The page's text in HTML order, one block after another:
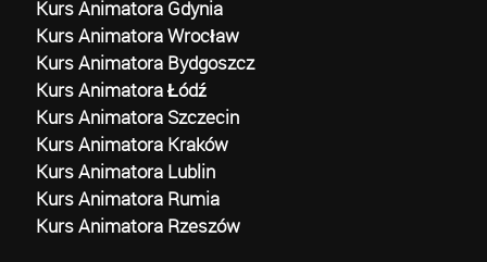
Kurs Animatora Gdynia
Kurs Animatora Wrocław
Kurs Animatora Bydgoszcz
Kurs Animatora Łódź
Kurs Animatora Szczecin
Kurs Animatora Kraków
Kurs Animatora Lublin
Kurs Animatora Rumia
Kurs Animatora Rzeszów